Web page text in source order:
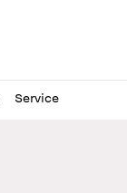
Service